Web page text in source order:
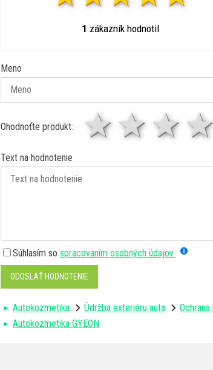
1 zákazník hodnotil
Meno
Ohodnoťte produkt: 3
2
1
Text na hodnotenie
Súhlasím so spracovaním osobných údajov.
ODOSLAŤ HODNOTENIE
Autokozmetika Údržba exteriéru auta Ochrana
Autokozmetika GYEON